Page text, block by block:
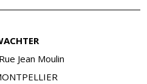
Jean Moulin